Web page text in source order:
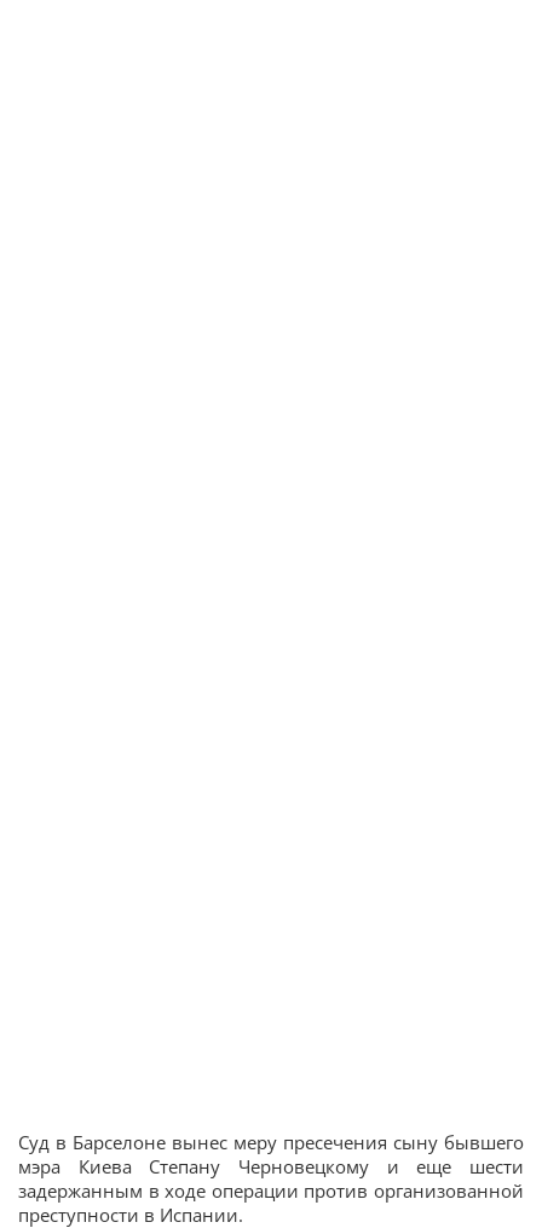
Суд в Барселоне вынес меру пресечения сыну бывшего
мэра Киева Степану Черновецкому и еще шести
задержанным в ходе операции против организованной
преступности в Испании.